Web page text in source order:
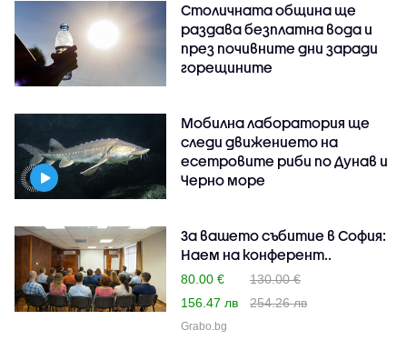
Столичната община ще
раздава безплатна вода и
през почивните дни заради
горещините
Мобилна лаборатория ще
следи движението на
есетровите риби по Дунав и
Черно море
За вашето събитие в София:
Наем на конферент..
80.00 €
130.00 €
156.47 лв
254.26 лв
Grabo.bg